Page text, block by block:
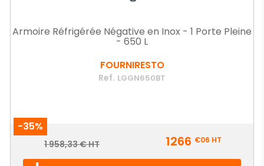
Armoire Réfrigérée Négative en Inox - 1 Porte Pleine
- 650 L
FOURNIRESTO
Ref. LGGN650BT
-35%
Prix
Prix
1 958,33 € HT 1266 €06 HT